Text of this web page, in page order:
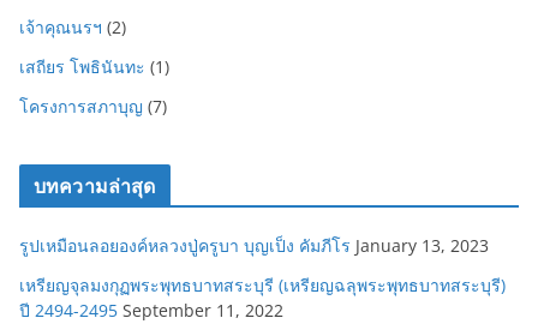
เจ้าคุณนรฯ (2)
เสถียร โพธินันทะ (1)
โครงการสภาบุญ (7)
บทความล่าสุด
รูปเหมือนลอยองค์หลวงปู่ครูบา บุญเป็ง คัมภีโร January 13, 2023
เหรียญจุลมงกุฏพระพุทธบาทสระบุรี (เหรียญฉลุพระพุทธบาทสระบุรี)
ปี 2494-2495 September 11, 2022